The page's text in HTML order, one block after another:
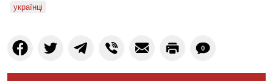
українці
0